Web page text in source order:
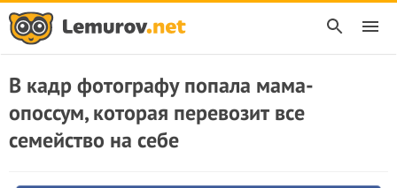
В кадр фотографу попала мама-
опоссум, которая перевозит все
семейство на себе